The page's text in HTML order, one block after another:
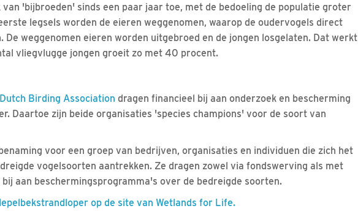
van 'bijbroeden' sinds een paar jaar toe, met de bedoeling de populatie groter
legsels worden de eieren weggenomen, waarop de oudervogels direct
De weggenomen eieren worden uitgebroed en de jongen losgelaten. Dat werkt
vliegvlugge jongen groeit zo met 40 procent.
Dutch Birding Association dragen financieel bij aan onderzoek en bescherming
Daartoe zijn beide organisaties 'species champions' voor de soort van
voor een groep van bedrijven, organisaties en individuen die zich het
vogelsoorten aantrekken. Ze dragen zowel via fondswerving als met
aan beschermingsprogramma's over de bedreigde soorten.
op de site van Wetlands for Life.